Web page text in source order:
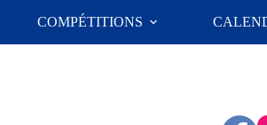
COMPÉTITIONS